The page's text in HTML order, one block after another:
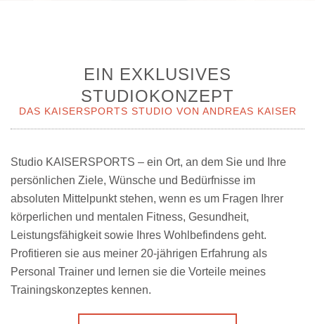
EIN EXKLUSIVES
STUDIOKONZEPT
DAS KAISERSPORTS STUDIO VON ANDREAS KAISER
Studio KAISERSPORTS – ein Ort, an dem Sie und Ihre
persönlichen Ziele, Wünsche und Bedürfnisse im
absoluten Mittelpunkt stehen, wenn es um Fragen Ihrer
körperlichen und mentalen Fitness, Gesundheit,
Leistungsfähigkeit sowie Ihres Wohlbefindens geht.
Profitieren sie aus meiner 20-jährigen Erfahrung als
Personal Trainer und lernen sie die Vorteile meines
Trainingskonzeptes kennen.